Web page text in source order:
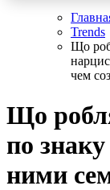
Trends
Що
чем
Що
по
ними